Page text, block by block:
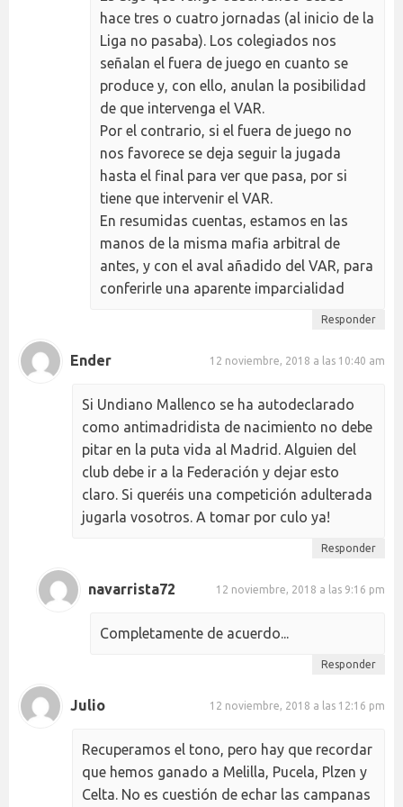
hace tres o cuatro jornadas (al inicio de la
Liga no pasaba). Los colegiados nos
señalan el fuera de juego en cuanto se
produce y, con ello, anulan la posibilidad
de que intervenga el VAR.
Por el contrario, si el fuera de juego no
nos favorece se deja seguir la jugada
hasta el final para ver que pasa, por si
tiene que intervenir el VAR.
En resumidas cuentas, estamos en las
manos de la misma mafia arbitral de
antes, y con el aval añadido del VAR, para
conferirle una aparente imparcialidad
Responder
Ender 12 noviembre, 2018 a las 10:40 am
Si Undiano Mallenco se ha autodeclarado
como antimadridista de nacimiento no debe
pitar en la puta vida al Madrid. Alguien del
club debe ir a la Federación y dejar esto
claro. Si queréis una competición adulterada
jugarla vosotros. A tomar por culo ya!
Responder
navarrista72 12 noviembre, 2018 a las 9:16 pm
Completamente de acuerdo...
Responder
Julio 12 noviembre, 2018 a las 12:16 pm
Recuperamos el tono, pero hay que recordar
que hemos ganado a Melilla, Pucela, Plzen y
Celta. No es cuestión de echar las campanas